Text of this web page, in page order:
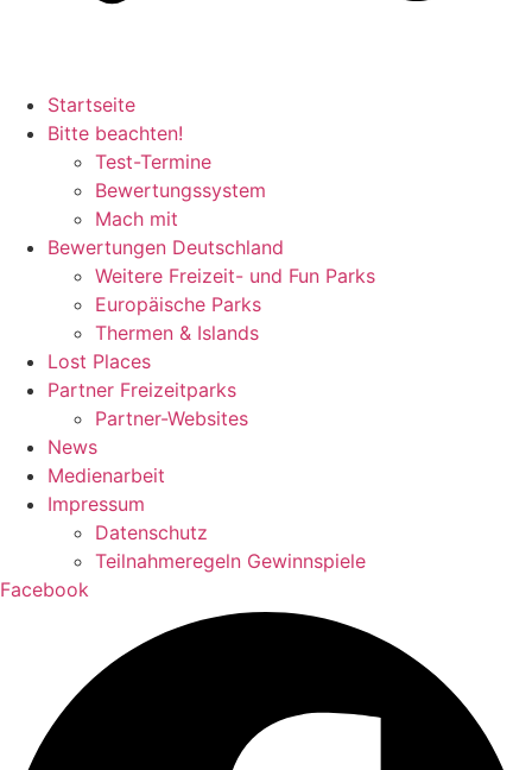
Startseite
Bitte beachten!
Test-Termine
Bewertungssystem
Mach mit
Bewertungen Deutschland
Weitere Freizeit- und Fun Parks
Europäische Parks
Thermen & Islands
Lost Places
Partner Freizeitparks
Partner-Websites
News
Medienarbeit
Impressum
Datenschutz
Teilnahmeregeln Gewinnspiele
Facebook